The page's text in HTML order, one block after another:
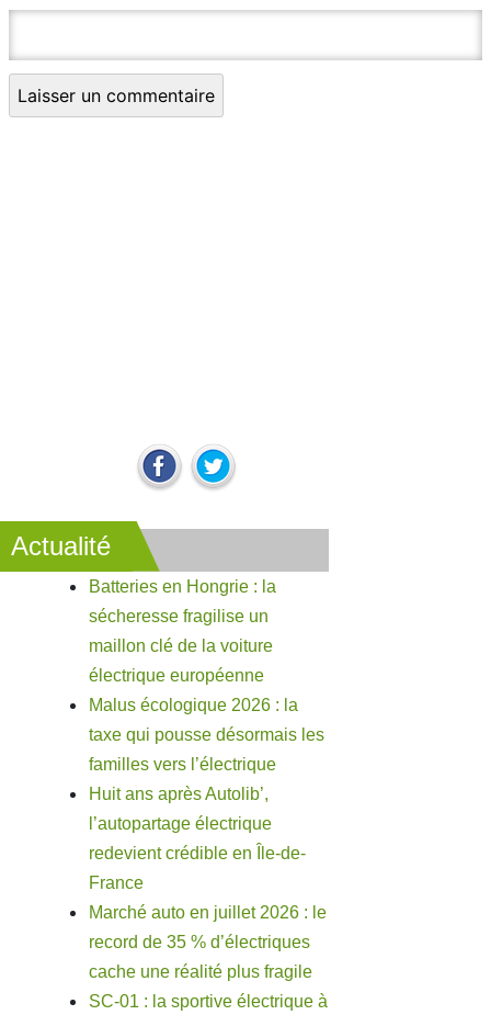
Actualité
Batteries en Hongrie : la
sécheresse fragilise un
maillon clé de la voiture
électrique européenne
Malus écologique 2026 : la
taxe qui pousse désormais les
familles vers l’électrique
Huit ans après Autolib’,
l’autopartage électrique
redevient crédible en Île-de-
France
Marché auto en juillet 2026 : le
record de 35 % d’électriques
cache une réalité plus fragile
SC-01 : la sportive électrique à